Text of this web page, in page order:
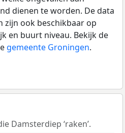
dienen te worden. De data
zijn ook beschikbaar op
en buurt niveau. Bekijk de
gemeente Groningen.
Damsterdiep ‘raken’.